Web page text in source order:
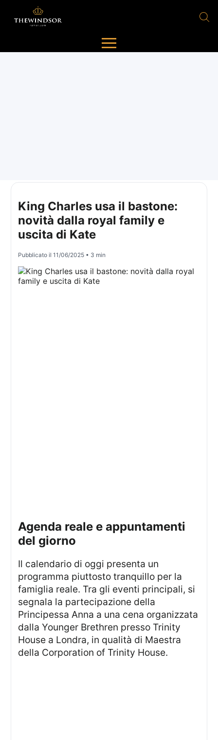
King Charles usa il bastone:
novità dalla royal family e
uscita di Kate
Pubblicato il11/06/2025 • 3 min
agenda reale e appuntamenti
del giorno
Il calendario di oggi presenta un
programma piuttosto tranquillo per la
famiglia reale. Tra gli eventi principali, si
segnala la partecipazione della
Principessa Anna a una cena organizzata
dalla Younger Brethren presso Trinity
House a Londra, in qualità di Maestra
della Corporation of Trinity House.